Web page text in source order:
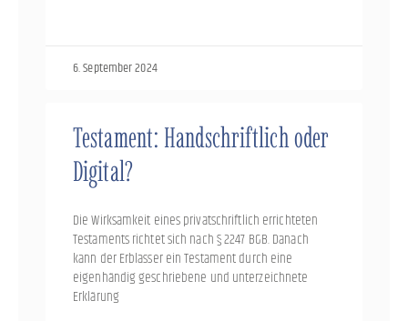
6. September 2024
Testament: Handschriftlich oder
Digital?
Die Wirksamkeit eines privatschriftlich errichteten
Testaments richtet sich nach § 2247 BGB. Danach
kann der Erblasser ein Testament durch eine
eigenhändig geschriebene und unterzeichnete
Erklärung